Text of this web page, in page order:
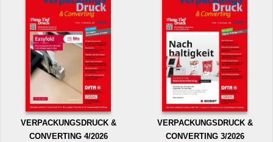
VERPACKUNGSDRUCK &
CONVERTING 4/2026
VERPACKUNGSDRUCK &
CONVERTING 3/2026